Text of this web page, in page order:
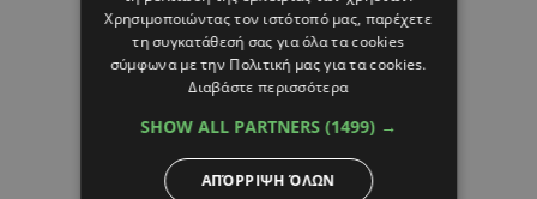
Χρησιμοποιώντας τον ιστότοπό μας, παρέχετε
τη συγκατάθεσή σας για όλα τα cookies
σύμφωνα με την Πολιτική μας για τα cookies.
Διαβάστε περισσότερα
SHOW ALL PARTNERS (1499) →
ΑΠΌΡΡΙΨΗ ΌΛΩΝ